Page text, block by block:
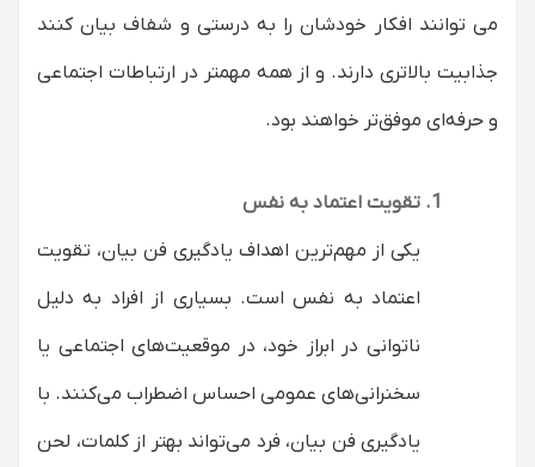
می توانند افکار خودشان را به درستی و شفاف بیان کنند
جذابیت بالاتری دارند. و از همه مهمتر در ارتباطات اجتماعی
و حرفه‌ای موفق‌تر خواهند بود.
تقویت اعتماد به نفس
یکی از مهم‌ترین اهداف یادگیری فن بیان، تقویت
اعتماد به نفس است. بسیاری از افراد به دلیل
ناتوانی در ابراز خود، در موقعیت‌های اجتماعی یا
سخنرانی‌های عمومی احساس اضطراب می‌کنند. با
یادگیری فن بیان، فرد می‌تواند بهتر از کلمات، لحن